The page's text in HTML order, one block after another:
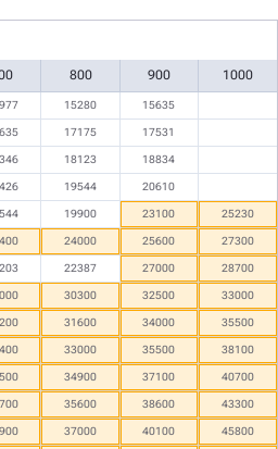
800 900 1000
15280 15635
17175 17531
18123 18834
19544 20610
19900 23100 25230
24000 25600 27300
22387 27000 28700
30300 32500 33000
31600 34000 35500
33000 35500 38100
34900 37100 40700
35600 38600 43300
37000 40100 45800